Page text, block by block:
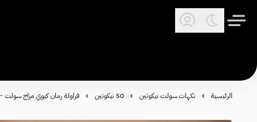
الرئيسية نكهات سولت نيكوتين 50 نيكوتين فراولة رمان كيوي مزاج سولت - Mix Fruit Mazaj